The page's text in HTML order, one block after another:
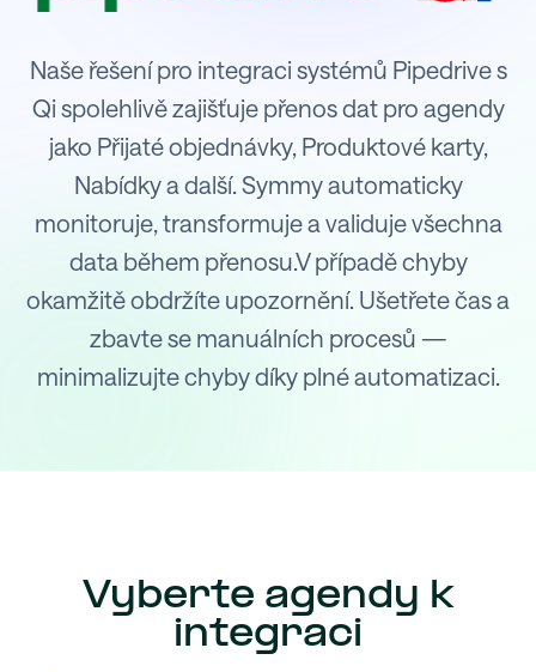
Integrace Pipedrive s Qi
Naše řešení pro integraci systémů Pipedrive s
Qi spolehlivě zajišťuje přenos dat pro agendy
jako Přijaté objednávky, Produktové karty,
Nabídky a další. Symmy automaticky
monitoruje, transformuje a validuje všechna
data během přenosu.V případě chyby
okamžitě obdržíte upozornění. Ušetřete čas a
zbavte se manuálních procesů —
minimalizujte chyby díky plné automatizaci.
Vyberte agendy k
integraci